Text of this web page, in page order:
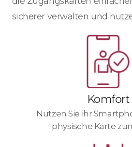
sicherer verwalten und
Komfort
Nutzen Sie ihr
physische Karte